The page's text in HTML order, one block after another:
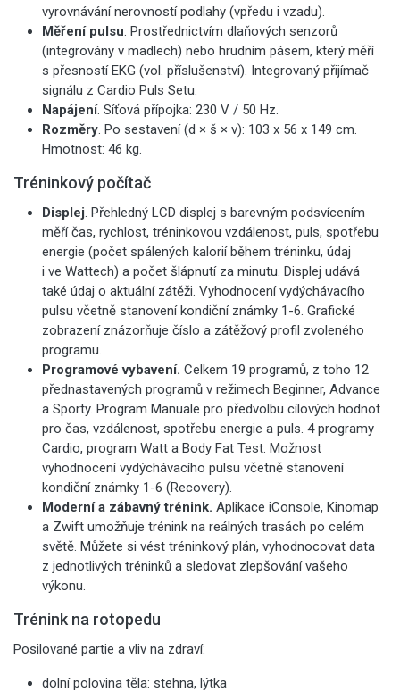
vyrovnávání nerovností podlahy (vpředu i vzadu).
Měření pulsu. Prostřednictvím dlaňových senzorů
(integrovány v madlech) nebo hrudním pásem, který měří
s přesností EKG (vol. příslušenství). Integrovaný přijímač
signálu z Cardio Puls Setu.
Napájení. Síťová přípojka: 230 V / 50 Hz.
Rozměry. Po sestavení (d × š × v): 103 x 56 x 149 cm.
Hmotnost: 46 kg.
Tréninkový počítač
Displej. Přehledný LCD displej s barevným podsvícením
měří čas, rychlost, tréninkovou vzdálenost, puls, spotřebu
energie (počet spálených kalorií během tréninku, údaj
i ve Wattech) a počet šlápnutí za minutu. Displej udává
také údaj o aktuální zátěži. Vyhodnocení vydýchávacího
pulsu včetně stanovení kondiční známky 1-6. Grafické
zobrazení znázorňuje číslo a zátěžový profil zvoleného
programu.
Programové vybavení. Celkem 19 programů, z toho 12
přednastavených programů v režimech Beginner, Advance
a Sporty. Program Manuale pro předvolbu cílových hodnot
pro čas, vzdálenost, spotřebu energie a puls. 4 programy
Cardio, program Watt a Body Fat Test. Možnost
vyhodnocení vydýchávacího pulsu včetně stanovení
kondiční známky 1-6 (Recovery).
Moderní a zábavný trénink. Aplikace iConsole, Kinomap
a Zwift umožňuje trénink na reálných trasách po celém
světě. Můžete si vést tréninkový plán, vyhodnocovat data
z jednotlivých tréninků a sledovat zlepšování vašeho
výkonu.
Trénink na rotopedu
Posilované partie a vliv na zdraví:
dolní polovina těla: stehna, lýtka